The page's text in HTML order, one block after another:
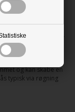
sortering:
let og nordisk
olie eller lak.
og struktur, ofte
tydeligt
og kan skabe en
typisk via røgning